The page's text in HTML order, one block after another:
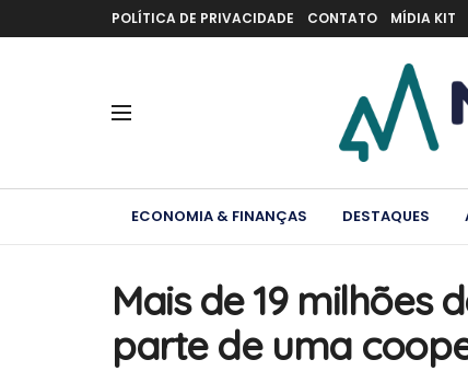
POLÍTICA DE PRIVACIDADE CONTATO MÍDIA KIT
ECONOMIA & FINANÇAS DESTAQUES
Mais de 19 milhões
parte de uma